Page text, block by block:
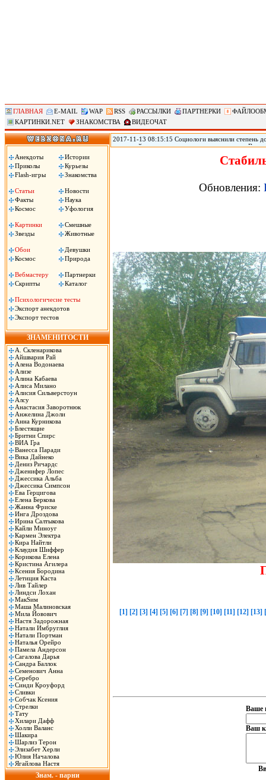
ГЛАВНАЯ E-MAIL WAP RSS РАССЫЛКИ ПАРТНЕРКИ
КАРТИНКИ.NET
ЗНАКОМСТВА ВИДЕОЧАТ
Анекдоты
Истории
Приколы
Курьезы
Flash-игры
Знакомства
Статьи
Новости
Факты
Наука
Космос
Уфология
Картинки
Смешные
Звезды
Животные
Обои
Девушки
Космос
Природа
Вебмастеру
Партнерки
Скрипты
Каталог
Психологичесие тесты
Экспорт анекдотов
Экспорт тестов
ЗНАМЕНИТОСТИ
А. Скленарикова
Айшвария Рай
Алена Водонаева
Ализе
Алина Кабаева
Алиса Милано
Алисия Сильверстоун
Алсу
Анастасия Заворотнюк
Анжелина Джоли
Анна Курникова
Блестящие
Бритни Спирс
ВИА Гра
Ванесса Паради
Вика Дайнеко
Дениз Ричардс
Дженифер Лопес
Джессика Альба
Джессика Симпсон
Ева Герцигова
Елена Беркова
Жанна Фриске
Инга Дроздова
Ирина Салтыкова
Кайли Миноуг
Кармен Электра
Кира Найтли
Клаудия Шиффер
Корикова Елена
Кристина Агилера
Ксения Бородина
Летиция Каста
Лив Тайлер
Линдси Лохан
МакSим
Маша Малиновская
Мила Йовович
Настя Задорожная
Натали Имбруглия
Натали Портман
Наталья Орейро
Памела Андерсон
Сагалова Дарья
Сандра Баллок
Семенович Анна
Серебро
Синди Кроуфорд
Сливки
Собчак Ксения
Стрелки
Тату
Хилари Дафф
Холли Валанс
Шакира
Шарлиз Терон
Элизабет Херли
Юлия Началова
Ягайлова Настя
Знам. - парни
2017-11-13 08:15:15 Социологи выяснили степень
и полицейским, следует из результатов опроса
заявили, что знают, что такое социология и лишь
Обновления:
[1] [2] [3] [4] [5] [6] [7] [8] [9] [10] [11] [12] [13]
Ваше
Ваш